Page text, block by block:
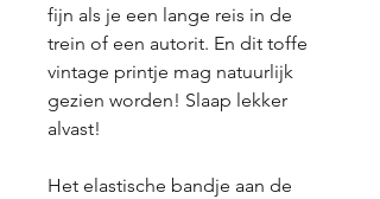
fijn als je een lange reis in de
trein of een autorit. En dit toffe
vintage printje mag natuurlijk
gezien worden! Slaap lekker
alvast!
Het elastische bandje aan de